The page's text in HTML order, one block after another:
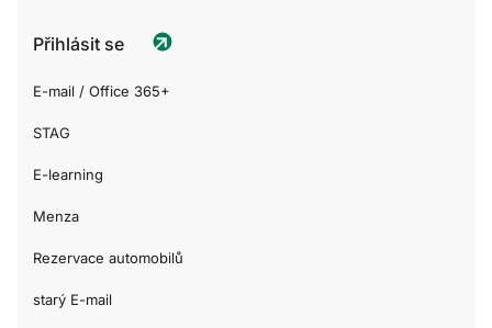
Přihlásit se
E-mail / Office 365+
STAG
E-learning
Menza
Rezervace automobilů
starý E-mail